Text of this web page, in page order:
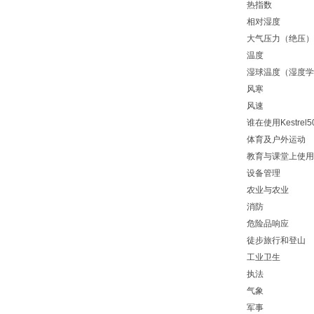
热指数
相对湿度
大气压力（绝压）
温度
湿球温度（湿度学
风寒
风速
谁在使用
体育及户外运动
教育与课堂上使用
设备管理
农业与农业
消防
危险品响应
徒步旅行和登山
工业卫生
执法
气象
军事